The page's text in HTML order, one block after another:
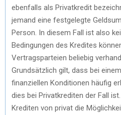
ebenfalls als Privatkredit
jemand eine festgelegte
Person. In diesem Fall ist also
Bedingungen des Kredites
Vertragsparteien beliebig
Grundsätzlich gilt, dass bei einem
finanziellen Konditionen häufig
dies bei Privatkrediten der Fall
Krediten von privat die